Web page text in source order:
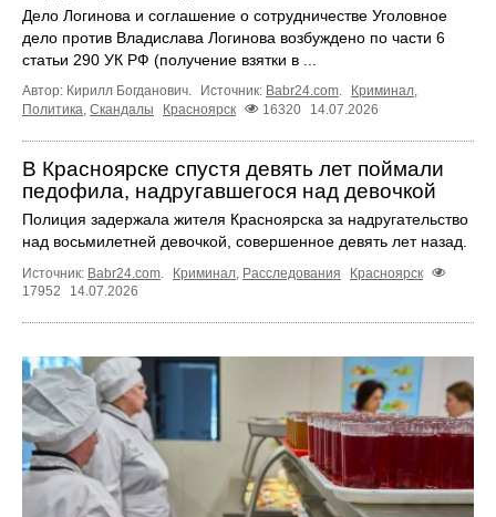
Дело Логинова и соглашение о сотрудничестве Уголовное
дело против Владислава Логинова возбуждено по части 6
статьи 290 УК РФ (получение взятки в ...
Автор: Кирилл Богданович. Источник: Babr24.com Криминал
Политика, Скандалы Красноярск 16320 14.07.2026
В Красноярске спустя девять лет поймали
педофила, надругавшегося над девочкой
Полиция задержала жителя Красноярска за надругательство
над восьмилетней девочкой, совершенное девять лет назад.
Источник: Babr24.com. Криминал, Расследования
Красноярск
17952
14.07.2026